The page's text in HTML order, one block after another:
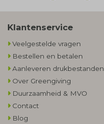
Klantenservice
Veelgestelde vragen
Bestellen en betalen
Aanleveren drukbestanden
Over Greengiving
Duurzaamheid & MVO
Contact
Blog